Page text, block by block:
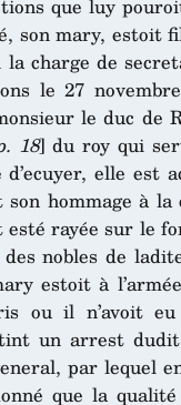
que luy
son mary, estoit
charge de
le 27
le duc de
18] du roy qui
elle est
son hommage à
esté rayée sur le
des nobles de
estoit à
ou il n’avoit
un arrest
par lequel
que la qualité